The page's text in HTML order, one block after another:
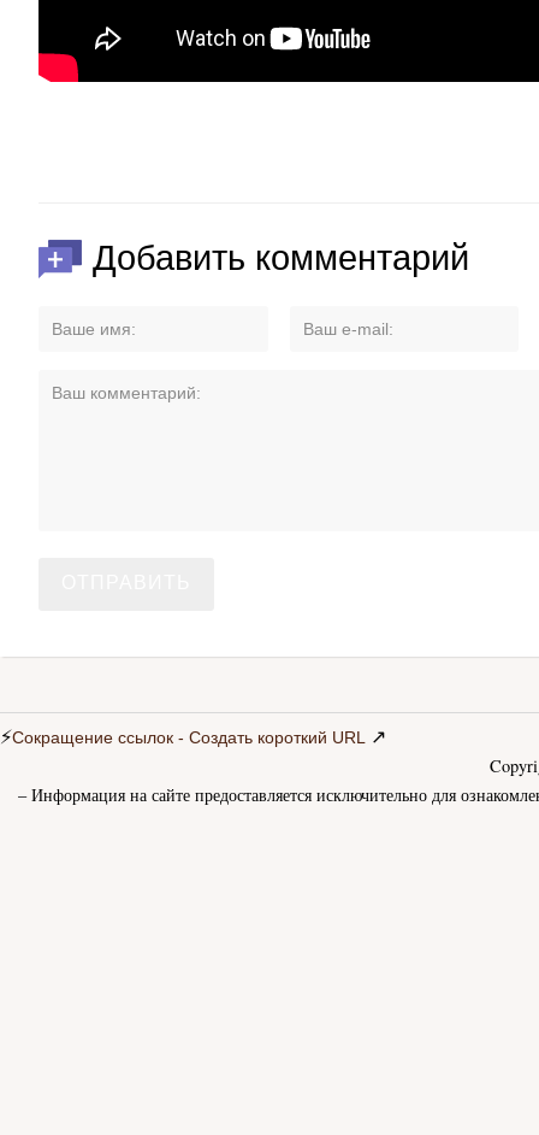
Добавить комментарий
⚡Сокращение ссылок - Создать короткий URL ↗
– Информация на сайте предоставляется исключительно для